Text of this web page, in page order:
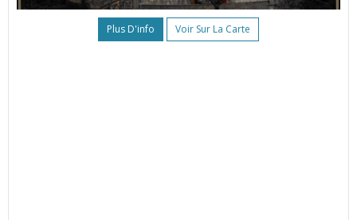
Plus D'info Voir Sur La Carte